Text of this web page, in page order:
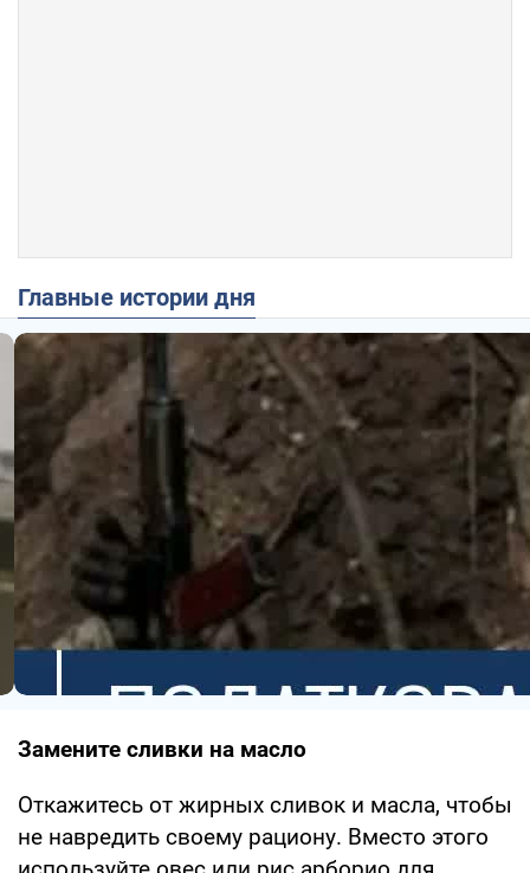
Главные истории дня
Замените сливки на масло
Откажитесь от жирных сливок и масла, чтобы
не навредить своему рациону. Вместо этого